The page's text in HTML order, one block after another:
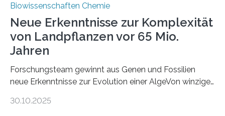
Biowissenschaften Chemie
Neue Erkenntnisse zur Komplexität
von Landpflanzen vor 65 Mio.
Jahren
Forschungsteam gewinnt aus Genen und Fossilien
neue Erkenntnisse zur Evolution einer AlgeVon winzigen
Landpflanzen zählen zu den komplexesten
30.10.2025